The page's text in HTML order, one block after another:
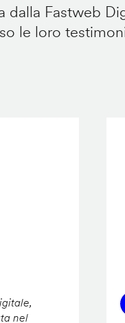
Fastweb
le loro
nel